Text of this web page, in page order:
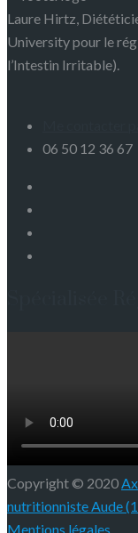
Laure Hirtz,
University pour le
l’Intestin Irritable).
06 50 12 36 67
Copyright © 2020
nutritionniste Aude
Mentions légales